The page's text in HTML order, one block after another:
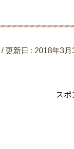
/ 更新日 : 2018年3月
スポ